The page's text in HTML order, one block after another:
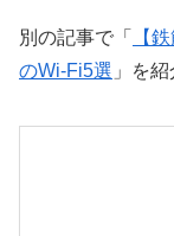
別の記事で「
【
のWi-Fi5選 」を